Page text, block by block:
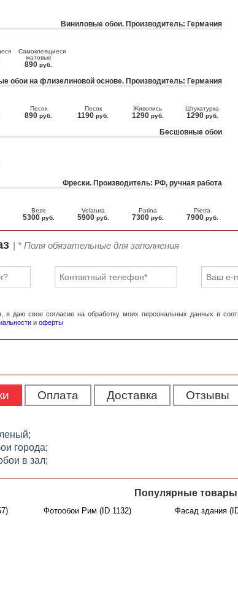
Виниловые обои. Производитель: Германия
Самоклеящиеся
матовые
890 руб.
обои на флизелиновой основе. Производитель: Германия
Песок
890 руб.
Песок
1190 руб.
Живопись
1290 руб.
Штукатурка
1290 руб.
Бесшовные обои
Фрески. Производитель: РФ, ручная работа
Beze
5300 руб.
Velatura
5900 руб.
Patina
7300 руб.
Pietra
7900 руб.
| * Поля обязательные для заполнения
я даю свое согласие на обработку моих персональных данных в
и оферты
Оплата Доставка Отзывы
;
города;
в зал;
Популярные товары
Фотообои Рим (ID 1132) Фасад здания